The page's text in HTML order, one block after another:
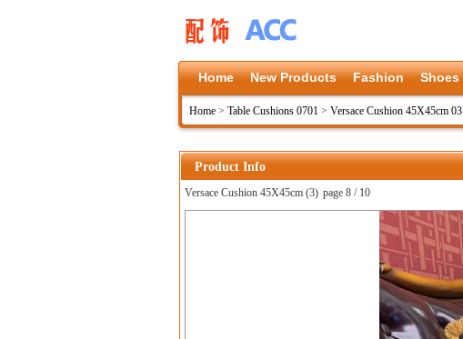
Home New Products Fashion Shoes
Home > Table Cushions 0701 > Versace Cushion 45X45cm 03
Product Info
Versace Cushion 45X45cm (3) page 8 / 10